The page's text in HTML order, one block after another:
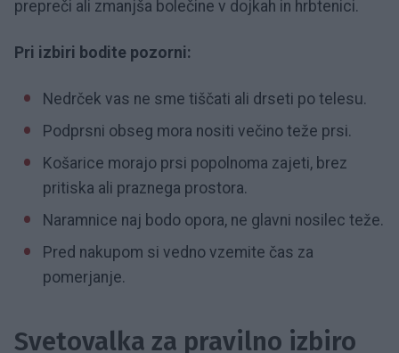
prepreči ali zmanjša bolečine v dojkah in hrbtenici.
Pri izbiri bodite pozorni:
Nedrček vas ne sme tiščati ali drseti po telesu.
Podprsni obseg mora nositi večino teže prsi.
Košarice morajo prsi popolnoma zajeti, brez
pritiska ali praznega prostora.
Naramnice naj bodo opora, ne glavni nosilec teže.
Pred nakupom si vedno vzemite čas za
pomerjanje.
Svetovalka za pravilno izbiro